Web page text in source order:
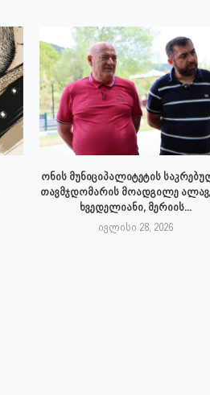
ონის მუნიციპალიტეტის
თავმჯდომარის მოადგილე
ხვედელიანი, მერიის...
ივლისი 28, 2026